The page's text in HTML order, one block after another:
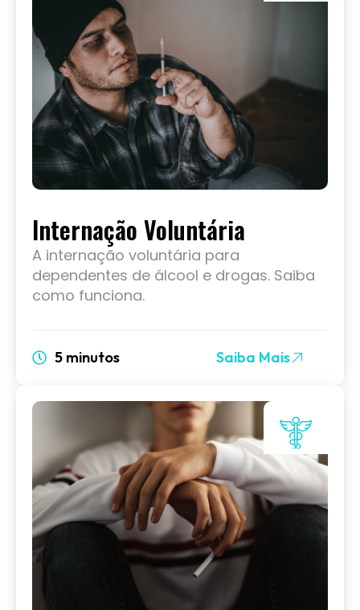
Internação Voluntária
A internação voluntária para
dependentes de álcool e drogas. Saiba
como funciona.
5 minutos Saiba Mais